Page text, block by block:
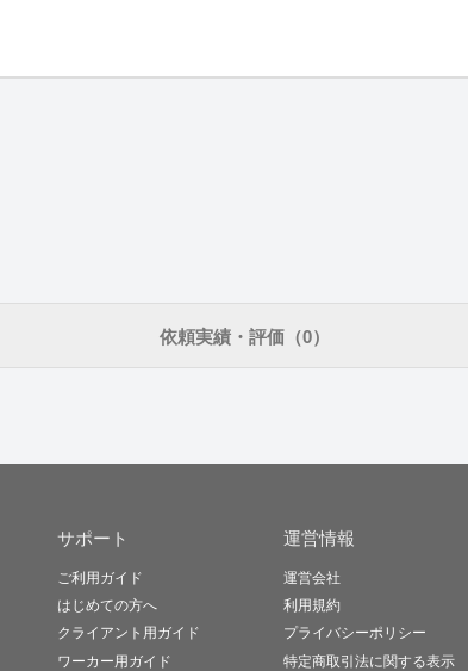
依頼実績・評価（0）
サポート
ご利用ガイド
はじめての方へ
クライアント用ガイド
ワーカー用ガイド
運営情報
運営会社
利用規約
プライバシーポリシー
特定商取引法に関する表示